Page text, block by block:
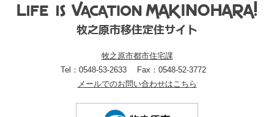
牧之原市都市住宅課
Tel：0548-53-2633
Fax：0548-52-3772
メールでのお問い合わせはこちら